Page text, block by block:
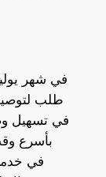
طلب
في تسهيل
في